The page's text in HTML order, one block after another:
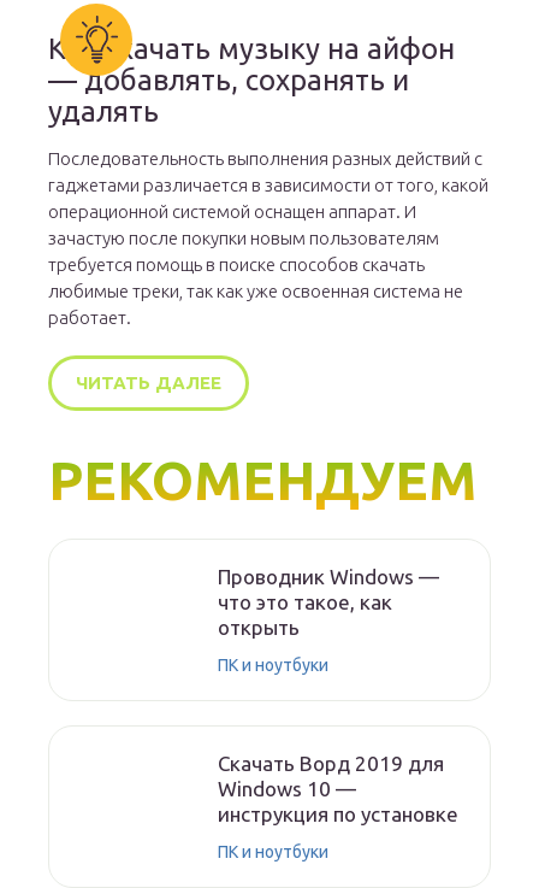
Как скачать музыку на айфон
— добавлять, сохранять и
удалять
Последовательность выполнения разных действий с
гаджетами различается в зависимости от того, какой
операционной системой оснащен аппарат. И
зачастую после покупки новым пользователям
требуется помощь в поиске способов скачать
любимые треки, так как уже освоенная система не
работает.
ЧИТАТЬ ДАЛЕЕ
РЕКОМЕНДУЕМ
Проводник Windows —
что это такое, как
открыть
ПК и ноутбуки
Скачать Ворд 2019 для
Windows 10 —
инструкция по установке
ПК и ноутбуки